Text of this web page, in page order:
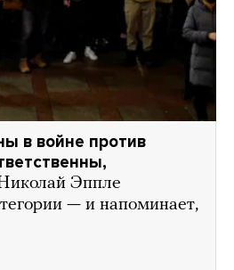
в войне против
Эппле
— и напоминает,